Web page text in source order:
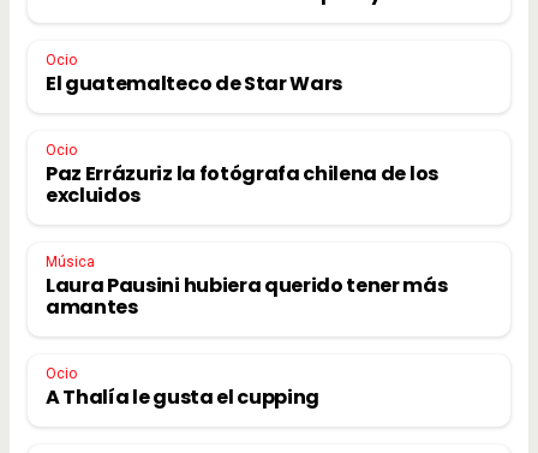
Ocio
El guatemalteco de Star Wars
Ocio
Paz Errázuriz la fotógrafa chilena de los
excluidos
Música
Laura Pausini hubiera querido tener más
amantes
Ocio
A Thalía le gusta el cupping